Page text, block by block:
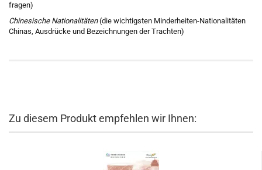
fragen)
Chinesische Nationalitäten(die wichtigsten Minderheiten-Nationalitäten
Chinas, Ausdrücke und Bezeichnungen der Trachten)
Zu diesem Produkt empfehlen wir Ihnen: